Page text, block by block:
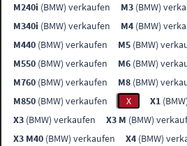
M240i (BMW) verkaufen M3 (BMW)
M340i (BMW) verkaufen M4 (BMW)
M440 (BMW) verkaufen M5 (BMW)
M550 (BMW) verkaufen M6 (BMW)
M760 (BMW) verkaufen M8 (BMW)
M850 (BMW) verkaufen X X1
X3 (BMW) verkaufen X3 M (BMW)
X3 M40 (BMW) verkaufen X4 (BMW)